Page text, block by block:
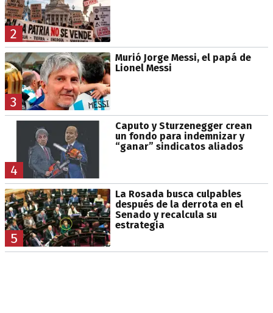
2
3
Murió Jorge Messi, el papá de
Lionel Messi
4
Caputo y Sturzenegger crean
un fondo para indemnizar y
“ganar” sindicatos aliados
5
La Rosada busca culpables
después de la derrota en el
Senado y recalcula su
estrategia